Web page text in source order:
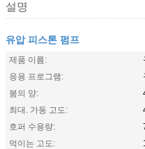
설명
유압 피스톤 펌프
제품 이름:
응용 프로그램:
붐의 양:
최대. 가동 고도:
호퍼 수용량:
먹이는 고도: